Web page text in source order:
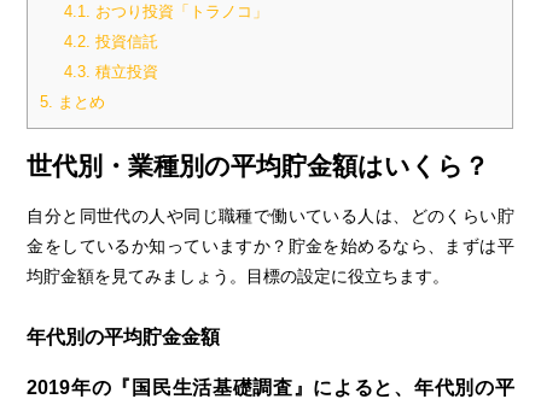
4.1.
おつり投資「トラノコ」
4.2. 投資信託
4.3. 積立投資
5.
まとめ
世代別・業種別の平均貯金額はいくら？
自分と同世代の人や同じ職種で働いている人は、どのくらい貯
金をしているか知っていますか？貯金を始めるなら、まずは平
均貯金額を見てみましょう。目標の設定に役立ちます。
年代別の平均貯金金額
2019年の『国民生活基礎調査』によると、年代別の平